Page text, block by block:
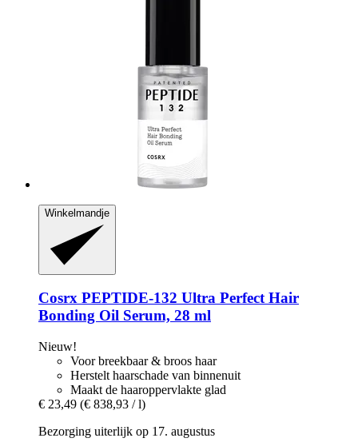
Winkelmandje
Cosrx PEPTIDE-​132 Ultra Perfect Hair
Bonding Oil Serum, 28 ml
Nieuw!
Voor breekbaar & broos haar
Herstelt haarschade van binnenuit
Maakt de haaroppervlakte glad
€ 23,49 (€ 838,93 / l)
Bezorging uiterlijk op 17. augustus